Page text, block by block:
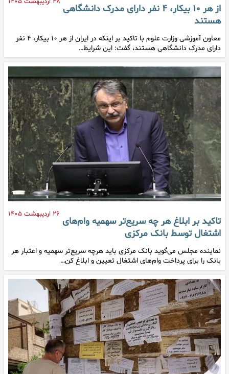
از هر ۱۰ بیکار، ۴ نفر دارای مدرک دانشگاهی
هستند
معاون آموزشی وزارت علوم با تاکید بر اینکه در ایران از هر ۱۰ بیکار، ۴ نفر
دارای مدرک دانشگاهی هستند، گفت: این شرایط…
۲۶ اردیبهشت ۱۴۰۵
تاکید بر ابلاغ هر چه سریع‌تر سهمیه وام‌های
اشتغال توسط بانک مرکزی
نماینده مجلس می‌گوید بانک مرکزی باید هرچه سریع‌تر سهمیه و اعتبار هر
بانک را برای پرداخت وام‌های اشتغال تعیین و ابلاغ کن…